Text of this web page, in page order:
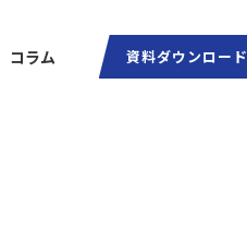
コラム 資料ダウンロード